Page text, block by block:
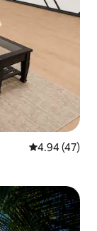
평점 4.94점(5
4.94 (47)